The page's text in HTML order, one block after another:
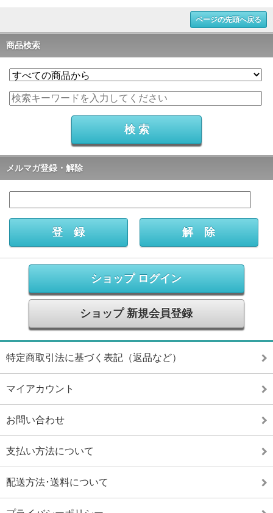
ページの先頭へ戻る
商品検索
メルマガ登録・解除
ショップ ログイン
ショップ 新規会員登録
特定商取引法に基づく表記（返品など）
マイアカウント
お問い合わせ
支払い方法について
配送方法･送料について